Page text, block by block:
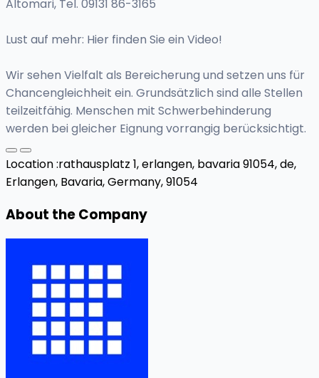
Altomari, Tel. 09131 86-3165
Lust auf mehr: Hier finden Sie ein Video!
Wir sehen Vielfalt als Bereicherung und setzen uns für
Chancengleichheit ein. Grundsätzlich sind alle Stellen
teilzeitfähig. Menschen mit Schwerbehinderung
werden bei gleicher Eignung vorrangig berücksichtigt.
Location :rathausplatz 1, erlangen, bavaria 91054, de,
Erlangen, Bavaria, Germany, 91054
About the Company